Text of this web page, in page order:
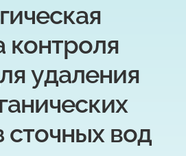
контроля
удаления
сточных вод